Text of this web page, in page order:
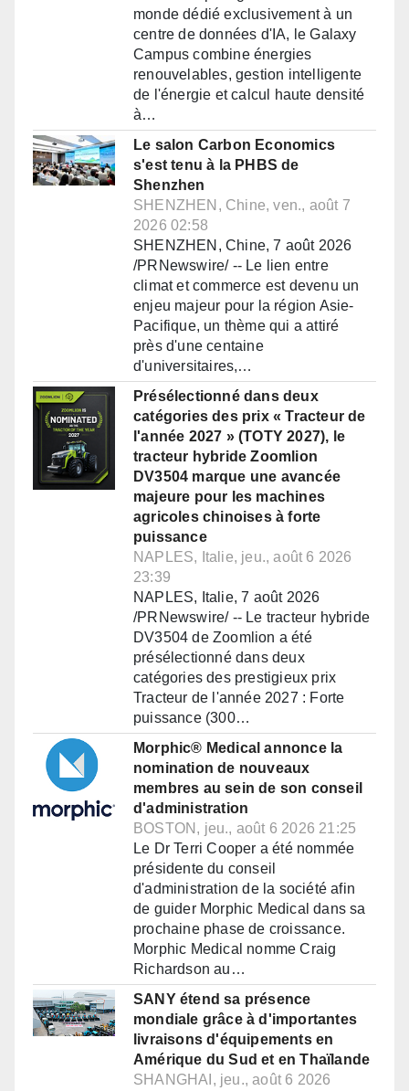
monde dédié exclusivement à un
centre de données d'IA, le Galaxy
Campus combine énergies
renouvelables, gestion intelligente
de l'énergie et calcul haute densité
à…
Le salon Carbon Economics
s'est tenu à la PHBS de
Shenzhen
SHENZHEN, Chine, ven., août 7
2026 02:58
SHENZHEN, Chine, 7 août 2026
/PRNewswire/ -- Le lien entre
climat et commerce est devenu un
enjeu majeur pour la région Asie-
Pacifique, un thème qui a attiré
près d'une centaine
d'universitaires,…
Présélectionné dans deux
catégories des prix « Tracteur de
l'année 2027 » (TOTY 2027), le
tracteur hybride Zoomlion
DV3504 marque une avancée
majeure pour les machines
agricoles chinoises à forte
puissance
NAPLES, Italie, jeu., août 6 2026
23:39
NAPLES, Italie, 7 août 2026
/PRNewswire/ -- Le tracteur hybride
DV3504 de Zoomlion a été
présélectionné dans deux
catégories des prestigieux prix
Tracteur de l'année 2027 : Forte
puissance (300…
Morphic® Medical annonce la
nomination de nouveaux
membres au sein de son conseil
d'administration
BOSTON, jeu., août 6 2026 21:25
Le Dr Terri Cooper a été nommée
présidente du conseil
d'administration de la société afin
de guider Morphic Medical dans sa
prochaine phase de croissance.
Morphic Medical nomme Craig
Richardson au…
SANY étend sa présence
mondiale grâce à d'importantes
livraisons d'équipements en
Amérique du Sud et en Thaïlande
SHANGHAI, jeu., août 6 2026